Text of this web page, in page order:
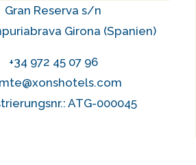
Gran Reserva s/n
Girona (Spanien)
+34 972 45 07 96
ATG-000045